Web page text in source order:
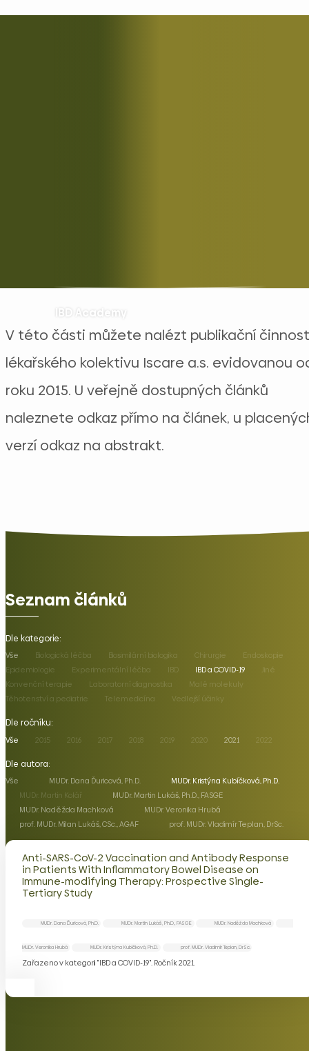
IBD Academy
V této části můžete nalézt publikační činnost
lékařského kolektivu Iscare a.s. evidovanou
roku 2015. U veřejně dostupných článků
naleznete odkaz přímo na článek, u
verzí odkaz na abstrakt.
Seznam článků
Dle kategorie:
Vše Biologická léčba Biosimilární biologika Chirurgie
Endoskopie
Epidemiologie
Experimentální léčba IBD IBD a COVID-19
Jiné
Konvenční terapie
Laboratorní diagnostika
Malé molekuly
Těhotenství a pediatrie
Telemedicína Vedlejší účinky
Dle ročníku:
Vše 2015 2016 2017 2018 2019 2020 2021 2022
Dle autora:
Vše MUDr. Dana Ďuricová, Ph.D.
MUDr. Kristýna Kubíčková, Ph.D.
MUDr. Martin Kolář
MUDr. Martin Lukáš, Ph.D., FASGE
MUDr. Naděžda Machková
MUDr. Veronika Hrubá
prof. MUDr. Milan Lukáš, CSc., AGAF
prof. MUDr. Vladimír Teplan, DrSc.
Anti-SARS-CoV-2 Vaccination and Antibody Response
in Patients With Inflammatory Bowel Disease on
Immune-modifying Therapy: Prospective Single-
Tertiary Study
MUDr. Dana Ďuricová, Ph.D. MUDr. Martin Lukáš, Ph.D., FASGE MUDr. Naděžda Machková
MUDr. Veronika Hrubá MUDr. Kristýna Kubíčková, Ph.D. prof. MUDr. Vladimír Teplan, DrSc.
Zařazeno v kategorii "IBD a COVID-19". Ročník 2021.